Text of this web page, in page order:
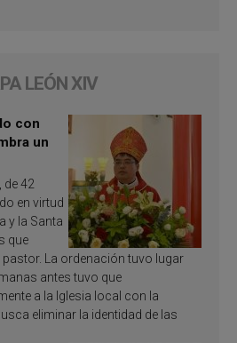
LEÓN XIV
con
un
de 42
en virtud
y la Santa
que
pastor. La ordenación tuvo lugar
antes tuvo que
a la Iglesia local con la
eliminar la identidad de las